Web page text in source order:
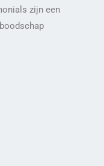
zijn een